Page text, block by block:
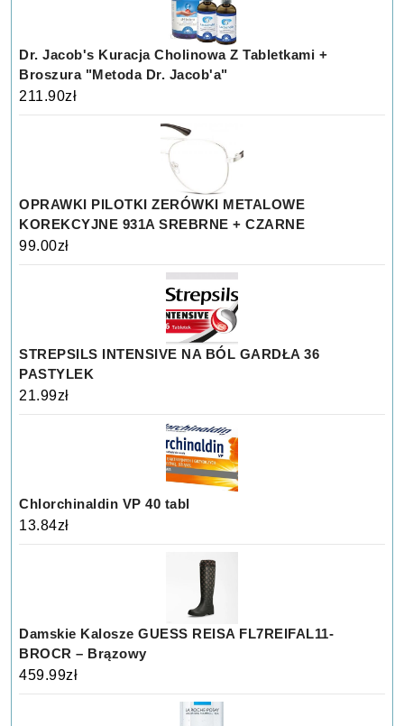
Dr. Jacob's Kuracja Cholinowa Z Tabletkami +
Broszura "Metoda Dr. Jacob'a"
211.90zł
OPRAWKI PILOTKI ZERÓWKI METALOWE
KOREKCYJNE 931A SREBRNE + CZARNE
99.00zł
STREPSILS INTENSIVE NA BÓL GARDŁA 36
PASTYLEK
21.99zł
Chlorchinaldin VP 40 tabl
13.84zł
Damskie Kalosze GUESS REISA FL7REIFAL11-
BROCR – Brązowy
459.99zł